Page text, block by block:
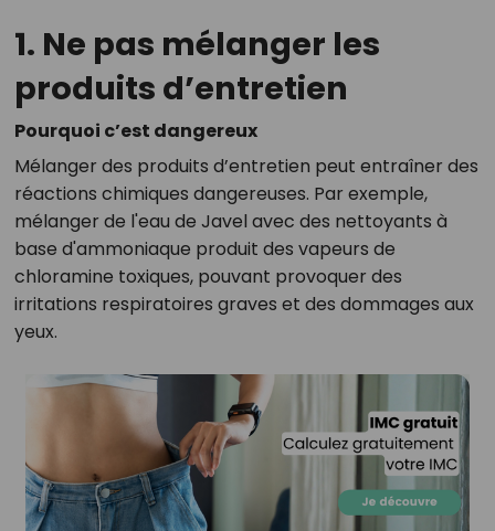
1. Ne pas mélanger les
produits d’entretien
Pourquoi c’est dangereux
Mélanger des produits d’entretien peut entraîner des
réactions chimiques dangereuses. Par exemple,
mélanger de l'eau de Javel avec des nettoyants à
base d'ammoniaque produit des vapeurs de
chloramine toxiques, pouvant provoquer des
irritations respiratoires graves et des dommages aux
yeux.